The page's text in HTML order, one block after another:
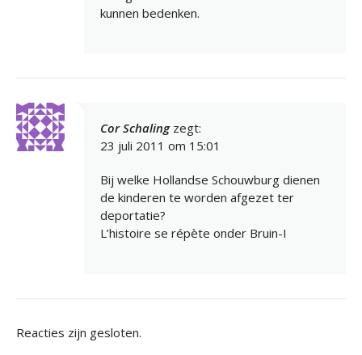
kunnen bedenken.
Cor Schaling zegt:
23 juli 2011 om 15:01
Bij welke Hollandse Schouwburg dienen
de kinderen te worden afgezet ter
deportatie?
L’histoire se répète onder Bruin-I
Reacties zijn gesloten.